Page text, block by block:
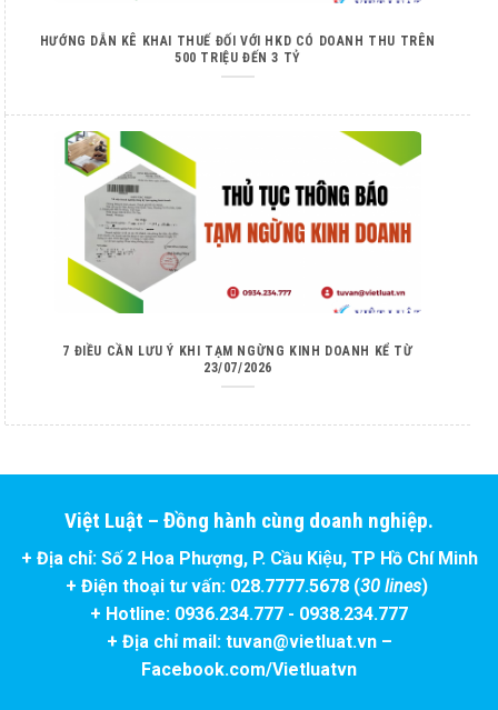
HƯỚNG DẪN KÊ KHAI THUẾ ĐỐI VỚI HKD CÓ DOANH THU TRÊN
500 TRIỆU ĐẾN 3 TỶ
7 ĐIỀU CẦN LƯU Ý KHI TẠM NGỪNG KINH DOANH KỂ TỪ
23/07/2026
Việt Luật – Đồng hành cùng doanh nghiệp.
+ Địa chỉ: Số 2 Hoa Phượng, P. Cầu Kiệu, TP Hồ Chí Minh
+ Điện thoại tư vấn: 028.7777.5678 (30 lines)
+ Hotline: 0936.234.777 - 0938.234.777
+ Địa chỉ mail: tuvan@vietluat.vn –
Facebook.com/Vietluatvn